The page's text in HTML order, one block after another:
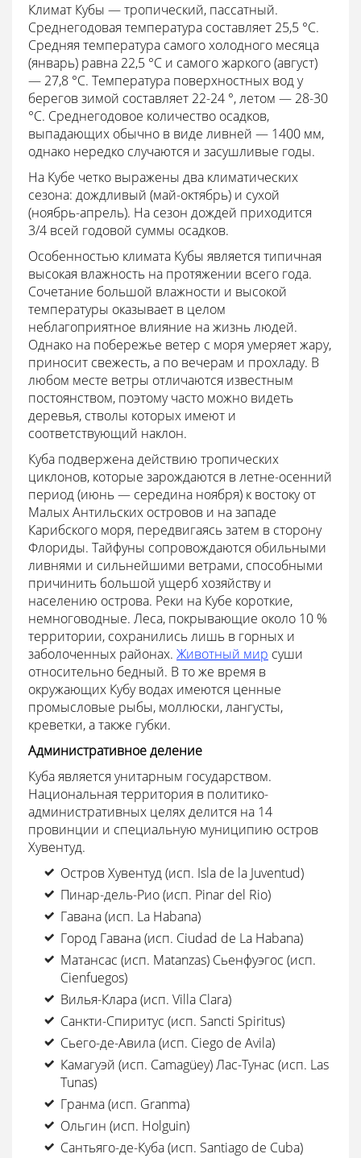
Климат Кубы — тропический, пассатный.
Среднегодовая температура составляет 25,5 °C.
Средняя температура самого холодного месяца
(январь) равна 22,5 °C и самого жаркого (август)
— 27,8 °C. Температура поверхностных вод у
берегов зимой составляет 22-24 °, летом — 28-30
°C. Среднегодовое количество осадков,
выпадающих обычно в виде ливней — 1400 мм,
однако нередко случаются и засушливые годы.
На Кубе четко выражены два климатических
сезона: дождливый (май-октябрь) и сухой
(ноябрь-апрель). На сезон дождей приходится
3/4 всей годовой суммы осадков.
Особенностью климата Кубы является типичная
высокая влажность на протяжении всего года.
Сочетание большой влажности и высокой
температуры оказывает в целом
неблагоприятное влияние на жизнь людей.
Однако на побережье ветер с моря умеряет жару,
приносит свежесть, а по вечерам и прохладу. В
любом месте ветры отличаются известным
постоянством, поэтому часто можно видеть
деревья, стволы которых имеют и
соответствующий наклон.
Куба подвержена действию тропических
циклонов, которые зарождаются в летне-осенний
период (июнь — середина ноября) к востоку от
Малых Антильских островов и на западе
Карибского моря, передвигаясь затем в сторону
Флориды. Тайфуны сопровождаются обильными
ливнями и сильнейшими ветрами, способными
причинить большой ущерб хозяйству и
населению острова. Реки на Кубе короткие,
немноговодные. Леса, покрывающие около 10 %
территории, сохранились лишь в горных и
заболоченных районах. Животный мир суши
относительно бедный. В то же время в
окружающих Кубу водах имеются ценные
промысловые рыбы, моллюски, лангусты,
креветки, а также губки.
Административное деление
Куба является унитарным государством.
Национальная территория в политико-
административных целях делится на 14
провинции и специальную муниципию остров
Хувентуд.
Остров Хувентуд (исп. Isla de la Juventud)
Пинар-дель-Рио (исп. Pinar del Rio)
Гавана (исп. La Habana)
Город Гавана (исп. Ciudad de La Habana)
Матансас (исп. Matanzas) Сьенфуэгос (исп.
Cienfuegos)
Вилья-Клара (исп. Villa Clara)
Санкти-Спиритус (исп. Sancti Spiritus)
Сьего-де-Авила (исп. Ciego de Avila)
Камагуэй (исп. Camagüey) Лас-Тунас (исп. Las
Tunas)
Гранма (исп. Granma)
Ольгин (исп. Holguin)
Сантьяго-де-Куба (исп. Santiago de Cuba)